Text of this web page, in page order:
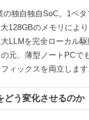
の独自独自SoC。1ペタ
128GBのメモリによ
LLMを完全ローカル
元、薄型ノートPCで
ィックスを両立します
どう変化させるのか